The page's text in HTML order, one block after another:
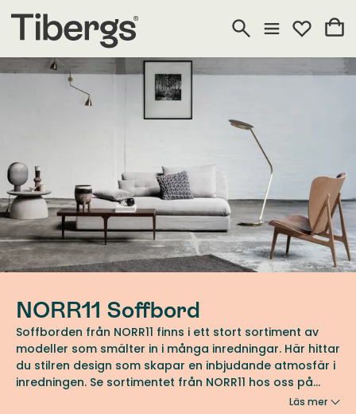
NORR11 Soffbord
Soffborden från NORR11 finns i ett stort sortiment av
modeller som smälter in i många inredningar. Här hittar
du stilren design som skapar en inbjudande atmosfär i
inredningen. Se sortimentet från NORR11 hos oss på
Läs mer